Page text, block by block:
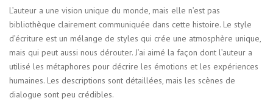
L’auteur a une vision unique du monde, mais elle n’est pas
bibliothèque clairement communiquée dans cette histoire. Le style
d’écriture est un mélange de styles qui crée une atmosphère unique,
mais qui peut aussi nous dérouter. J’ai aimé la façon dont l’auteur a
utilisé les métaphores pour décrire les émotions et les expériences
humaines. Les descriptions sont détaillées, mais les scènes de
dialogue sont peu crédibles.